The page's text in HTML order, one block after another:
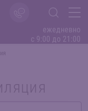
ежедневно
с 9:00 до 21:00